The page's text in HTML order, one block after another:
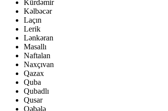
Kürdəmir
Kəlbəcər
Laçın
Lerik
Lənkəran
Masallı
Naftalan
Naxçıvan
Qazax
Quba
Qubadlı
Qusar
Qəbələ